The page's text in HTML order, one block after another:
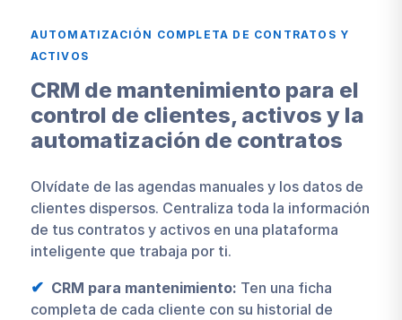
AUTOMATIZACIÓN COMPLETA DE CONTRATOS Y
ACTIVOS
CRM de mantenimiento para el
control de clientes, activos y la
automatización de contratos
Olvídate de las agendas manuales y los datos de
clientes dispersos. Centraliza toda la información
de tus contratos y activos en una plataforma
inteligente que trabaja por ti.
CRM para mantenimiento: Ten una ficha
completa de cada cliente con su historial de